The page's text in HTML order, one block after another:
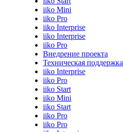
iiko Mini
iiko Pro
iiko Interprise
iiko Interprise
iiko Pro
Внедрение проекта
Техническая поддержка
iiko Interprise
iiko Pro
iiko Start
iiko Mini
iiko Start
iiko Pro
iiko Pro